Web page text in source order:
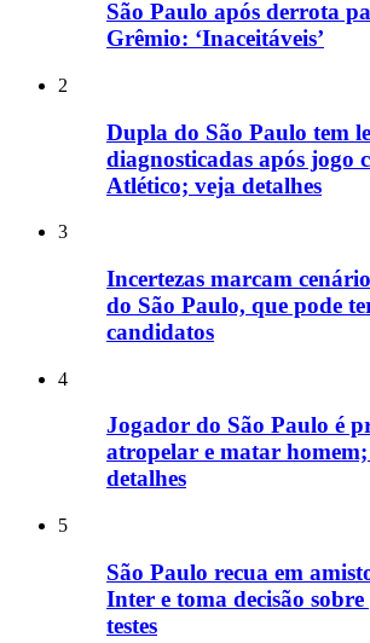
São Paulo após derrota
Grêmio: ‘Inaceitáveis’
2
Dupla do São Paulo tem
diagnosticadas após jogo
Atlético; veja detalhes
3
Incertezas marcam
do São Paulo, que pode
candidatos
4
Jogador do São Paulo é
atropelar e matar
detalhes
5
São Paulo recua em
Inter e toma decisão
testes